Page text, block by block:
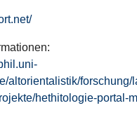
altorientalistik/forschung/
hethitologie-portal-